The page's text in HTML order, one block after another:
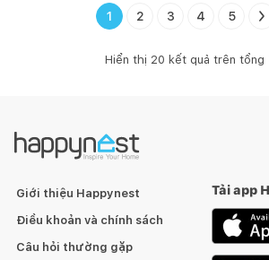
1 2 3 4 5
Hiển thị 20 kết quả trên tổng
Giới thiệu Happynest
Điều khoản và chính sách
Câu hỏi thường gặp
Tải app